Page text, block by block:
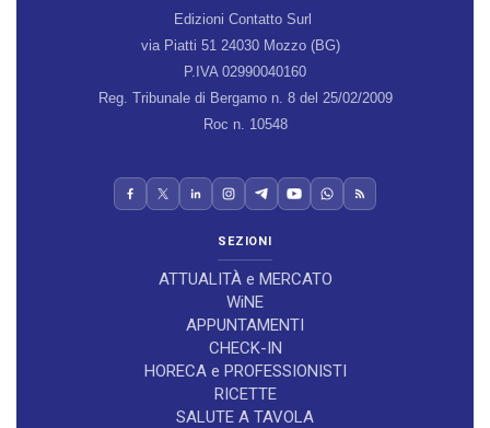
Edizioni Contatto Surl
via Piatti 51 24030 Mozzo (BG)
P.IVA 02990040160
Reg. Tribunale di Bergamo n. 8 del 25/02/2009
Roc n. 10548
SEZIONI
ATTUALITÀ e MERCATO
WiNE
APPUNTAMENTI
CHECK-IN
HORECA e PROFESSIONISTI
RICETTE
SALUTE A TAVOLA